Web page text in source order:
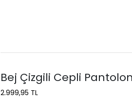
Bej Çizgili Cepli Pantolon
2.999,95 TL